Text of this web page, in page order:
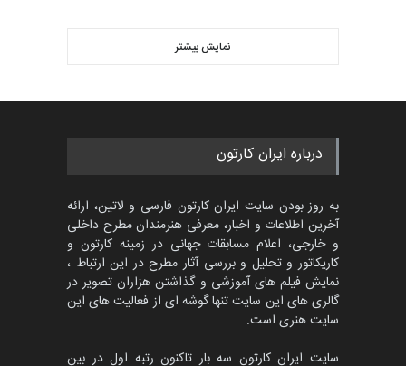
کاریکاتور «البغلی…
پنجمین مسابقۀ بین‌المللی
کارتون CARTUNION ، …
جشنواره بین‌المللی کارتون
مدارس پرتغال، ۲۰۲۷
مهلت 4 ماه دیگر
گالری حدود یک ماه قبل
نمایش بیشتر
درباره ایران کارتون
به روز بودن سایت ایران کارتون فارسی و لاتین، ارائه
آخرین اطلاعات و اخبار، معرفی هنرمندان مطرح داخلی
و خارجی، اعلام مسابقات جهانی در زمینه کارتون و
کاریکاتور و تحلیل و بررسی آثار مطرح در این ارتباط ،
نمایش فیلم های آموزشی و گذاشتن هزاران تصویر در
گالری های این سایت تنها گوشه ای از فعالیت های این
سایت هنری است.
سایت ایران کارتون سه بار تاکنون رتبه اول در بین